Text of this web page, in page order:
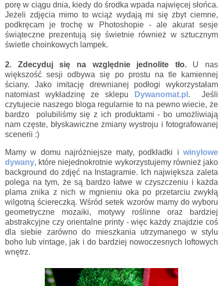
porę w ciągu dnia, kiedy do środka wpada najwięcej słońca.
Jeżeli zdjęcia mimo to wciąż wydają mi się zbyt ciemne,
podkręcam je trochę w Photoshopie - ale akurat sesje
świąteczne prezentują się świetnie również w sztucznym
świetle choinkowych lampek.
2. Zdecyduj się na względnie jednolite tło.U nas
większość sesji odbywa się po prostu na tle kamiennej
ściany. Jako imitację drewnianej podłogi wykorzystałam
natomiast wykładzinę ze sklepu
Dywanomat.pl . Jeśli
czytujecie naszego bloga regularnie to na pewno wiecie, że
bardzo polubiliśmy się z ich produktami - bo umożliwiają
nam częste, błyskawiczne zmiany wystroju i fotografowanej
scenerii :)
Mamy w domu najróżniejsze maty, podkładki i winylowe
dywany, które niejednokrotnie wykorzystujemy również jako
background do zdjęć na Instagramie. Ich największa zaleta
polega na tym, że są bardzo łatwe w czyszczeniu i każda
plama znika z nich w mgnieniu oka po przetarciu zwykłą
wilgotną ściereczką. Wśród setek wzorów mamy do wyboru
geometryczne mozaiki, motywy roślinne oraz bardziej
abstrakcyjne czy orientalne printy - więc każdy znajdzie coś
dla siebie zarówno do mieszkania utrzymanego w stylu
boho lub vintage, jak i do bardziej nowoczesnych loftowych
wnętrz.